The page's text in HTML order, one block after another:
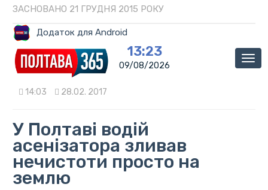
ЗАСНОВАНО 21 ГРУДНЯ 2015 РОКУ
Додаток для Android
13:23
09/08/2026
14:03 28.02. 2017
У Полтаві водій
асенізатора зливав
нечистоти просто на
землю